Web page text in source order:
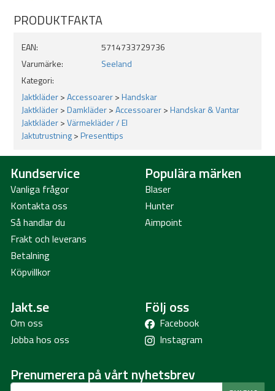
PRODUKTFAKTA
EAN:
5714733729736
Varumärke:
Seeland
Kategori:
Jaktkläder>Accessoarer>Handskar
Jaktkläder>Damkläder>Accessoarer>Handskar & Vantar
Jaktkläder>Värmekläder / El
Jaktutrustning>Presenttips
Kundservice
Vanliga frågor
Kontakta oss
Så handlar du
Frakt och leverans
Betalning
Köpvillkor
Populära märken
Blaser
Hunter
Aimpoint
Jakt.se
Om oss
Jobba hos oss
Följ oss
Facebook
Instagram
Prenumerera på vårt nyhetsbrev